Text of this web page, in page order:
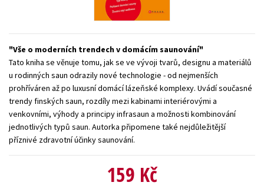
Zahraniční literatura
Všechny tituly
Vše o moderních trendech v domácím saunování
Tato kniha se věnuje tomu, jak se ve vývoji tvarů, designu a materiálů
u rodinných saun odrazily nové technologie - od nejmenších
prohříváren až po luxusní domácí lázeňské komplexy. Uvádí současné
trendy finských saun, rozdíly mezi kabinami interiérovými a
venkovními, výhody a principy infrasaun a možnosti kombinování
jednotlivých typů saun. Autorka připomene také nejdůležitější
příznivé zdravotní účinky saunování.
159 Kč